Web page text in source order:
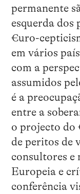
permanente
esquerda dos
€uro-
em vários
com a
assumidos
é a
entre a
o projecto do
de peritos de
consultores e
Europeia e
conferência